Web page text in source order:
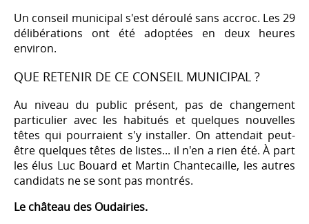
Un conseil municipal s'est déroulé sans accroc. Les 29
délibérations ont été adoptées en deux heures
environ.
QUE RETENIR DE CE CONSEIL MUNICIPAL ?
Au niveau du public présent, pas de changement
particulier avec les habitués et quelques nouvelles
têtes qui pourraient s'y installer. On attendait peut-
être quelques têtes de listes... il n'en a rien été. À part
les élus Luc Bouard et Martin Chantecaille, les autres
candidats ne se sont pas montrés.
Le château des Oudairies.